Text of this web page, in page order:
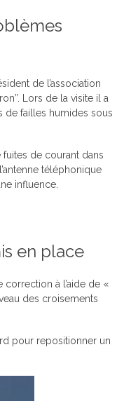
de l’association
Lors de la visite il a
de failles humides sous
fuites de courant dans
téléphonique
influence.
en place
correction à l’aide de «
des croisements
pour repositionner un